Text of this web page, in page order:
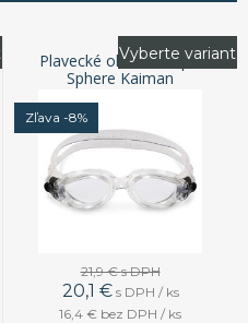
Plavecké okuliare Aqua
Sphere Kaiman
Zľava -8%
21,9 €s DPH
20,1 € s DPH / ks
16,4 € bez DPH / ks
Vyberte variant